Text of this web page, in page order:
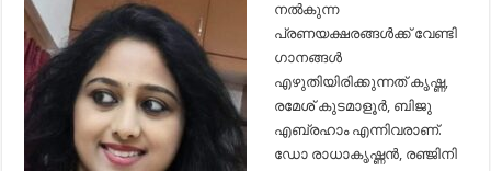
നൽകുന്ന
പ്രണയക്ഷരങ്ങൾക്ക് വേണ്ടി
ഗാനങ്ങൾ
എഴുതിയിരിക്കുന്നത് കൃഷ്ണ,
രമേശ് കുടമാളൂർ, ബിജു
എബ്രഹാം എന്നിവരാണ്.
ഡോ രാധാകൃഷ്ണൻ, രഞ്ജിനി